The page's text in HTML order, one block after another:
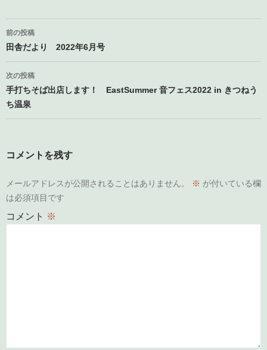
投
稿
ナ
ビ
ゲ
シ
ン
前の投稿
田舎だより 2022年6月号
次の投稿
手打ちそば出店します！ EastSummer 音フェス2022 in きつねう
ち温泉
コメントを残す
メールアドレスが公開されることはありません。 ※ が付いている欄
は必須項目です
コメント ※